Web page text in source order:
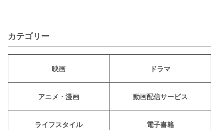
カテゴリー
映画 ドラマ
アニメ・漫画 動画配信サービス
ライフスタイル 電子書籍